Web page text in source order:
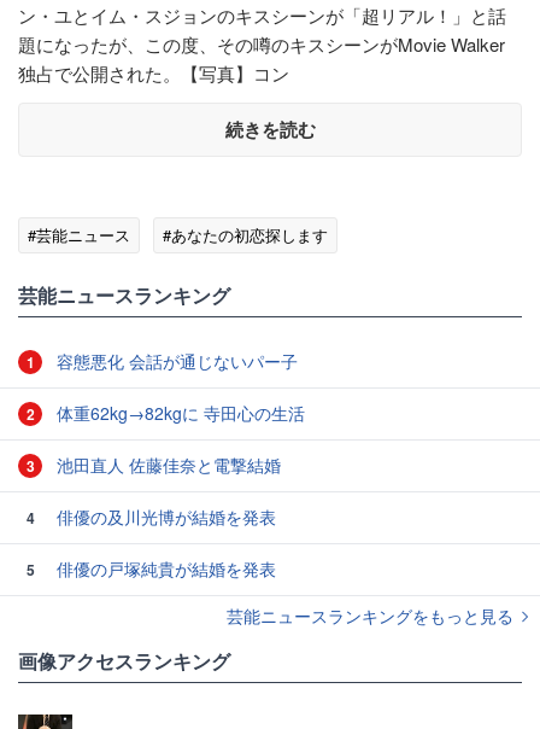
ン・ユとイム・スジョンのキスシーンが「超リアル！」と話
題になったが、この度、その噂のキスシーンがMovie Walker
独占で公開された。【写真】コン
続きを読む
#芸能ニュース #あなたの初恋探します
芸能ニュースランキング
1 容態悪化 会話が通じないパー子
2 体重62kg→82kgに 寺田心の生活
3 池田直人 佐藤佳奈と電撃結婚
4 俳優の及川光博が結婚を発表
5
俳優の戸塚純貴が結婚を発表
芸能ニュースランキングをもっと見る
画像アクセスランキング